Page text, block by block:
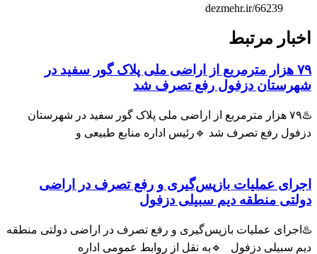
dezmehr.ir/66239
اخبار مرتبط
۷۹ هزار مترمربع از اراضی ملی پلاک گور سفید در
شهرستان دزفول رفع تصرف شد
♨️۷۹ هزار مترمربع از اراضی ملی پلاک گور سفید در شهرستان
دزفول رفع تصرف شد 🔹رئیس اداره منابع طبیعی و
اجرای عملیات بازپس‌گیری و رفع تصرف در اراضی
دولتی منطقه دیم سبیلی دزفول
♨️اجرای عملیات بازپس‌گیری و رفع تصرف در اراضی دولتی منطقه
دیم سبیلی دزفول 🔹به نقل از روابط عمومی اداره